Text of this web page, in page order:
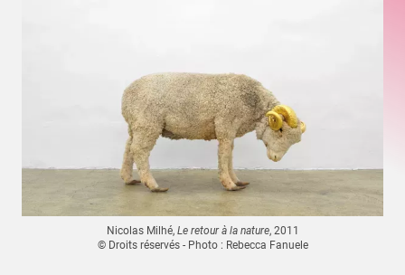
Nicolas Milhé, Le retour à la nature, 2011
© Droits réservés - Photo : Rebecca Fanuele